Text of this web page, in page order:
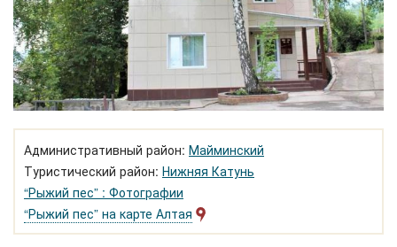
Административный район: Майминский
Туристический район: Нижняя Катунь
“Рыжий пес” : Фотографии
“Рыжий пес” на карте Алтая